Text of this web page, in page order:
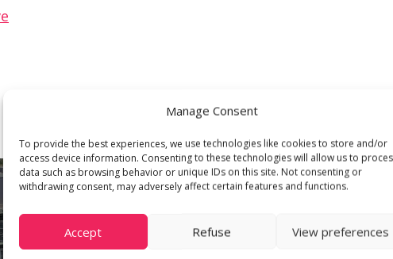
Manage Consent
To provide the best experiences, we use technologies like cookies to store and/or
access device information. Consenting to these technologies will allow us to
data such as browsing behavior or unique IDs on this site. Not consenting or
withdrawing consent, may adversely affect certain features and functions.
Accept Refuse View preferences